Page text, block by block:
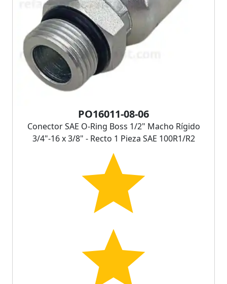
PO16011-08-06
Conector SAE O-Ring Boss 1/2" Macho Rígido
3/4"-16 x 3/8" - Recto 1 Pieza SAE 100R1/R2